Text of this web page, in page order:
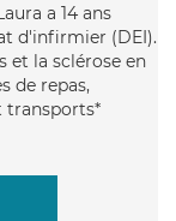
a 14 ans
d'infirmier (DEI).
et la sclérose en
de repas,
transports*